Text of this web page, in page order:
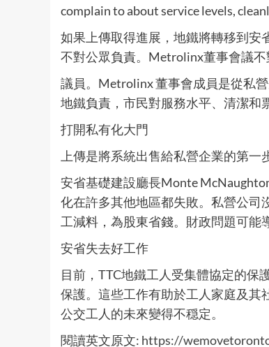
complain to about service levels,
如果上傳取得進展，地鐵將轉移到
不對公眾負責。Metrolinx董事會議
議員。Metrolinx 董事會成員是從私
地鐵負責，市民對服務水平、清潔和
打開私有化大門
上傳是將系統出售給私營企業的第一
安省基礎建設廳長Monte
化在許多其他地區都失敗。私營公司
工減料，為股東省錢。財政問題可能
安省失去好工作
目前，TTC地鐵工人受集體協定的保
保護。這些工作有助於工人家庭及其
公交工人的未來變得不穏定。
閱讀英文原文: https://